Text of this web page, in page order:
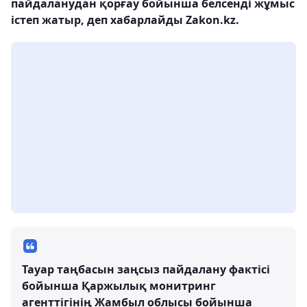
пайдаланудан қорғау бойынша белсенді жұмыс
істеп жатыр, деп хабарлайды Zakon.kz.
Тауар таңбасын заңсыз пайдалану фактісі
бойынша Қаржылық монитринг
агенттігінің Жамбыл облысы бойынша